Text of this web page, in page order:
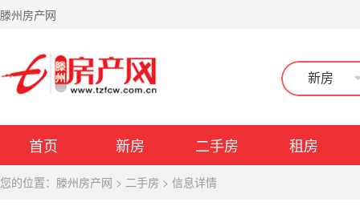
滕州房产网
新房
首页 新房 二手房 租房
您的位置： 滕州房产网 > 二手房 > 信息详情